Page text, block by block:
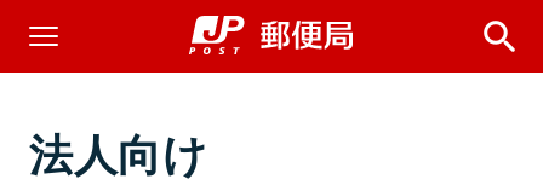
法人向け